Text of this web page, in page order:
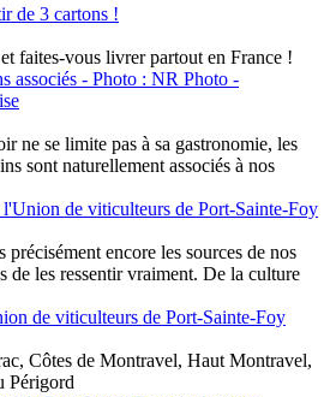
faites-vous livrer partout en France !
ne se limite pas à sa gastronomie, les
sont naturellement associés à nos
encore les sources de nos
de les ressentir vraiment. De la culture
Côtes de Montravel, Haut Montravel,
Périgord